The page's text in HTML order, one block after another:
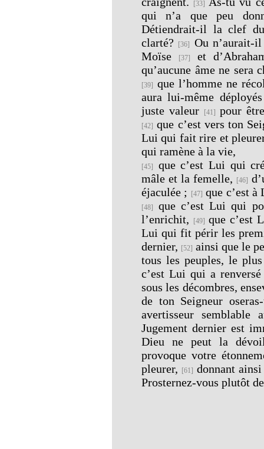
[33]
qui n’a que peu
Détiendrait-il la clef
clarté?
[36]
Ou n’aurait-
Moïse
[37]
et
qu’aucune âme ne sera
[39] que l’homme ne
aura lui-même
juste valeur
[41] pour
[42] que c’est vers ton
Lui qui fait rire et
qui ramène à la vie,
[45]
que c’est Lui qui
mâle et la femelle, [46]
éjaculée ;
[47] que c’est à
[48]
que c’est Lui qui
l’enrichit,
[49] que c’est
Lui qui fit périr les
dernier, [52] ainsi que le
tous les peuples, le
c’est Lui qui a
sous les décombres,
de ton Seigneur
avertisseur semblable
Jugement dernier est
Dieu ne peut la
provoque votre
pleurer, [61] donnant
Prosternez-vous plutôt